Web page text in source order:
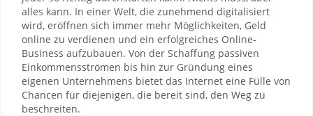
alles kann. In einer Welt, die zunehmend digitalisiert
wird, eröffnen sich immer mehr Möglichkeiten, Geld
online zu verdienen und ein erfolgreiches Online-
Business aufzubauen. Von der Schaffung passiven
Einkommensströmen bis hin zur Gründung eines
eigenen Unternehmens bietet das Internet eine Fülle von
Chancen für diejenigen, die bereit sind, den Weg zu
beschreiten.